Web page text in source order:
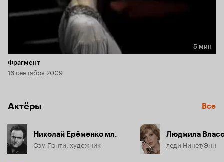
Длительность 5 мин
5 мин
Фрагмент
16 сентября 2009
Актёры Все
Николай Ерёменко мл.
Сэм Пэнти, художник
Людмила
леди Нинет/Энн